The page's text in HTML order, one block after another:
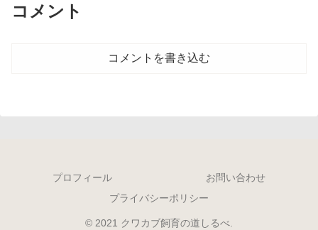
コメント
コメントを書き込む
プロフィール
お問い合わせ
プライバシーポリシー
© 2021 クワカブ飼育の道しるべ.